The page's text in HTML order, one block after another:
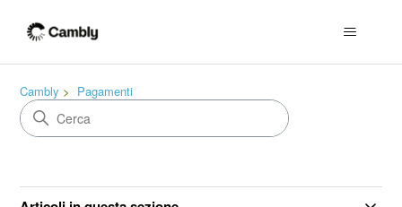
Cambly Pagamenti